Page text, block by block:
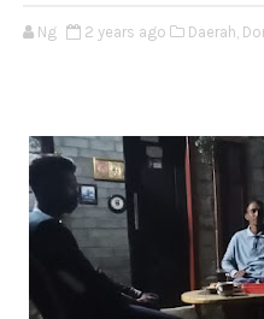
Ng 2 years ago Daerah,